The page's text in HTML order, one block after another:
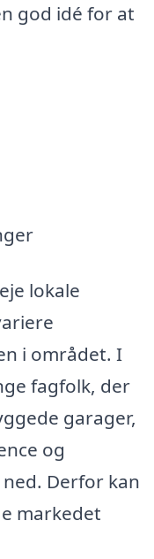
god idé for at
lokale
i området. I
fagfolk, der
garager,
og
Derfor kan
markedet